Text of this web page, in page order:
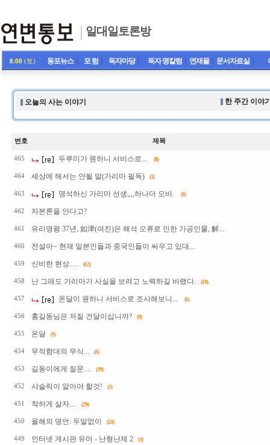
일대일토론방
8.08 (토) 동포뉴스ㅣ 포 럼 독자마당ㅣ 독자 명칼럼 연재물ㅣ 문서자료실
오늘의 사는 이야기 한 주간 이야
번호 제목
465 두루미가 원하니 서비스로... (8)
464 세상에 해서는 안될 말(가리마 필독) (3)
463 명석하신 가리마 선생,,,,하나더 오바. (8)
462 자본론을 안다고?
461 유리명왕 37년, 如津(여진)은 해석 오류로 인한 가공인물, 解...
460 전설아~ 현재 일본인들과 중국인들이 싸우고 있대...
459 신비한 현상..... (62)
458 난 그래도 가리마가 사실을 보려고 노력하길 바랬다. (10)
457 온달이 원하니 서비스로 조사해보니... (6)
456 홍길동님은 저질 건달이십니까? (9)
455 온달 (9)
454 무적함대의 무식... (8)
453 길동이에게 질문.... (39)
452 샤슬릭이 알아야 할것! (3)
451 착하게 살자.... (29)
450 올해의 명언: 두말없이 (24)
449 인터넷 게시판 유머 - 난형난제 2 (3)